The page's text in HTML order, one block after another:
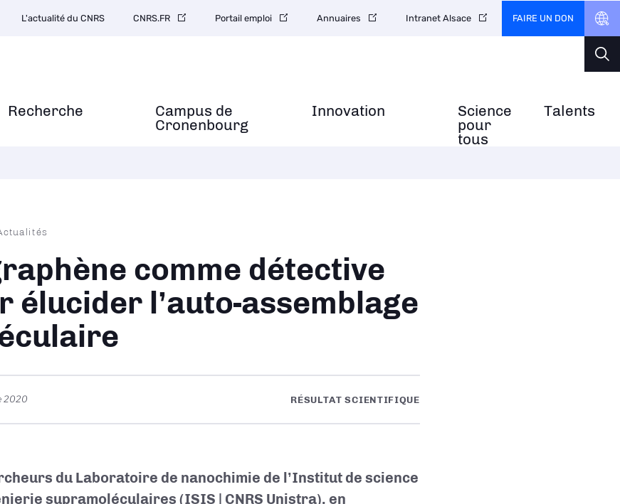
Recherche
Campus de
Cronenbourg
Innovation
Science
pour
tous
Talents
L'actualité du CNRS CNRS.FR Portail emploi Annuaires Intranet Alsace FAIRE UN DON
comme détective
élucider l’auto-assemblage
2020 RÉSULTAT SCIENTIFIQUE
du Laboratoire de nanochimie de l’Institut de science
supramoléculaires (ISIS | CNRS Unistra), en